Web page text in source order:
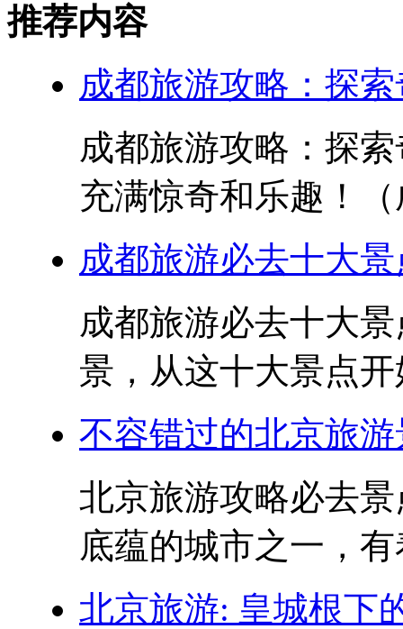
推荐内容
成都旅游攻略：探
成都旅游攻略：探
充满惊奇和乐趣！
成都旅游必去十大
成都旅游必去十大
景，从这十大景点
不容错过的北京旅
北京旅游攻略必去
底蕴的城市之一，
北京旅游: 皇城根下